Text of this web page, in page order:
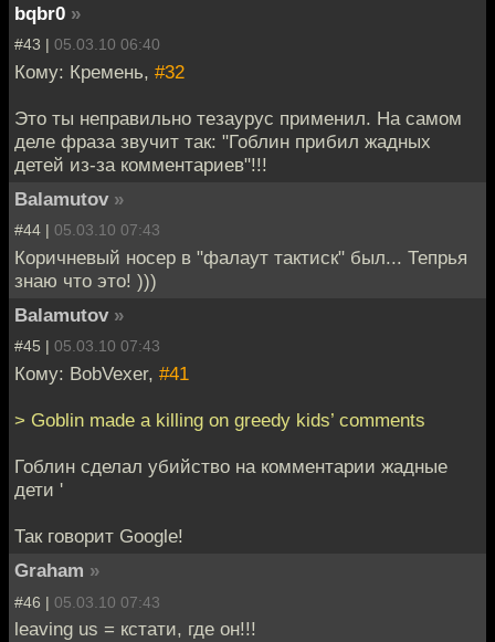
bqbr0 »
#43 | 05.03.10 06:40
Кому: Кремень, #32
Это ты неправильно тезаурус применил. На самом
деле фраза звучит так: "Гоблин прибил жадных
детей из-за комментариев"!!!
Balamutov »
#44 | 05.03.10 07:43
Коричневый носер в "фалаут тактиск" был... Тепрья
знаю что это! )))
Balamutov »
#45 | 05.03.10 07:43
Кому: BobVexer, #41
> Goblin made a killing on greedy kids’ comments
Гоблин сделал убийство на комментарии жадные
дети '
Так говорит Google!
Graham »
#46 | 05.03.10 07:43
leaving us = кстати, где он!!!